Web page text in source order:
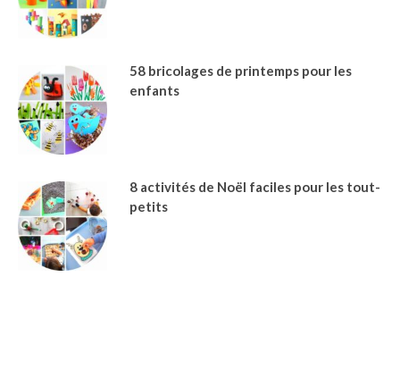
58 bricolages de printemps pour les
enfants
8 activités de Noël faciles pour les tout-
petits